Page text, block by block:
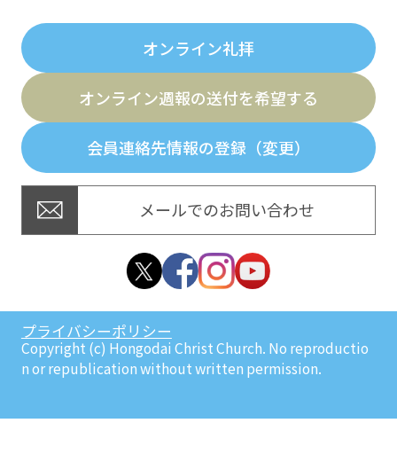
オンライン礼拝
オンライン週報の送付を希望する
会員連絡先情報の登録（変更）
メールでのお問い合わせ
プライバシーポリシー
Copyright (c) Hongodai Christ Church. No reproductio
n or republication without written permission.